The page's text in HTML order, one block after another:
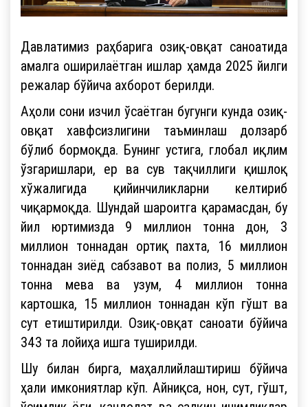
Давлатимиз раҳбарига озиқ-овқат саноатида
амалга оширилаётган ишлар ҳамда 2025 йилги
режалар бўйича ахборот берилди.
Аҳоли сони изчил ўсаётган бугунги кунда озиқ-
овқат хавфсизлигини таъминлаш долзарб
бўлиб бормоқда. Бунинг устига, глобал иқлим
ўзгаришлари, ер ва сув тақчиллиги қишлоқ
хўжалигида қийинчиликларни келтириб
чиқармоқда. Шундай шароитга қарамасдан, бу
йил юртимизда 9 миллион тонна дон, 3
миллион тоннадан ортиқ пахта, 16 миллион
тоннадан зиёд сабзавот ва полиз, 5 миллион
тонна мева ва узум, 4 миллион тонна
картошка, 15 миллион тоннадан кўп гўшт ва
сут етиштирилди. Озиқ-овқат саноати бўйича
343 та лойиҳа ишга туширилди.
Шу билан бирга, маҳаллийлаштириш бўйича
ҳали имкониятлар кўп. Айниқса, нон, сут, гўшт,